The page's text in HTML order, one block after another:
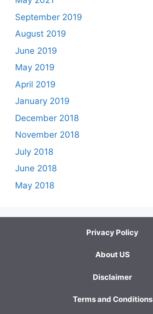
September 2019
August 2019
June 2019
May 2019
April 2019
January 2019
December 2018
November 2018
July 2018
June 2018
May 2018
Privacy Policy
About US
Disclaimer
Terms and Conditions